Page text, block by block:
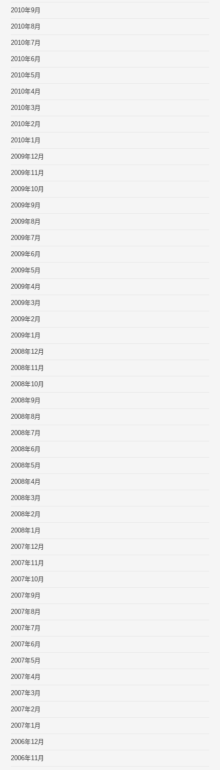
2010年9月
2010年8月
2010年7月
2010年6月
2010年5月
2010年4月
2010年3月
2010年2月
2010年1月
2009年12月
2009年11月
2009年10月
2009年9月
2009年8月
2009年7月
2009年6月
2009年5月
2009年4月
2009年3月
2009年2月
2009年1月
2008年12月
2008年11月
2008年10月
2008年9月
2008年8月
2008年7月
2008年6月
2008年5月
2008年4月
2008年3月
2008年2月
2008年1月
2007年12月
2007年11月
2007年10月
2007年9月
2007年8月
2007年7月
2007年6月
2007年5月
2007年4月
2007年3月
2007年2月
2007年1月
2006年12月
2006年11月